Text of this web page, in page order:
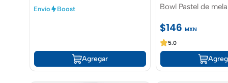
Envío Boost
Agregar
Bowl Pastel de
$146 MXN
5.0